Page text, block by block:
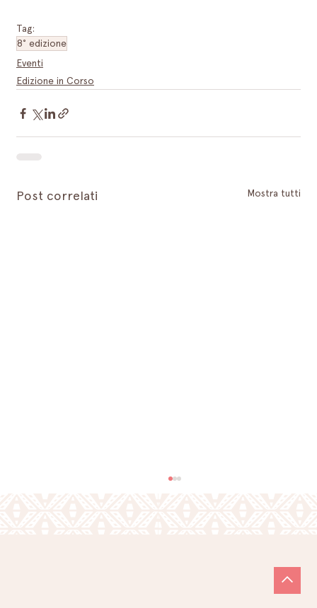
Tag:
8° edizione
Eventi
Edizione in Corso
Post correlati Mostra tutti